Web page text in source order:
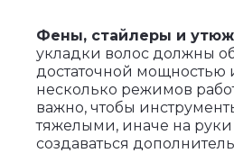
Фены, стайлеры и
укладки волос должны
достаточной мощностью
несколько режимов
важно, чтобы
тяжелыми, иначе на руки
создаваться